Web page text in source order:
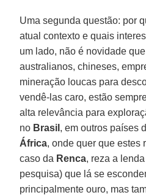
Uma segunda questão: por
atual contexto e quais
um lado, não é novidade
australianos, chineses,
mineração loucas para
vendê-las caro, estão
alta relevância para
no Brasil , em outros países
África, onde quer que estes
caso da Renca, reza a
pesquisa) que lá se
principalmente ouro, mas